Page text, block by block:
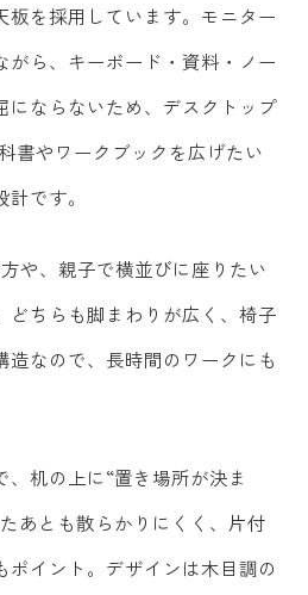
板を採用しています。モニター
がら、キーボード・資料・ノー
にならないため、デスクトップ
書やワークブックを広げたい
です。
や、親子で横並びに座りたい
どちらも脚まわりが広く、椅子
造なので、長時間のワークにも
机の上に“置き場所が決ま
あとも散らかりにくく、片付
ポイント。デザインは木目調の